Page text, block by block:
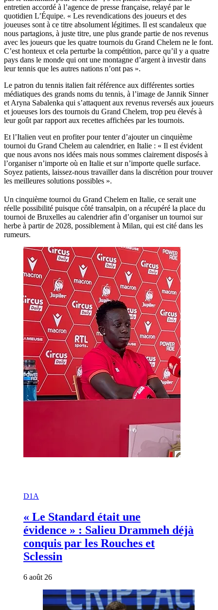
entretien accordé à l’agence de presse française, relayé par le
quotidien L’Équipe. « Les revendications des joueurs et des
joueuses sont à ce titre absolument légitimes. Il est scandaleux que
nous partagions, à juste titre, une plus grande partie de nos revenus
avec les joueurs que les quatre tournois du Grand Chelem ne le font.
C’est honteux et cela perturbe la compétition, parce qu’il y a quatre
pays dans le monde qui ont une montagne d’argent à investir dans
leur tennis que les autres nations n’ont pas ».
Le patron du tennis italien fait référence aux différentes sorties
médiatiques des grands noms du tennis, à l’image de Jannik Sinner
et Aryna Sabalenka qui s’attaquent aux revenus reversés aux joueurs
et joueuses lors des tournois du Grand Chelem, trop peu élevés à
leur goût par rapport aux recettes affichées par les tournois.
Et l’Italien veut en profiter pour tenter d’ajouter un cinquième
tournoi du Grand Chelem au calendrier, en Italie : « Il est évident
que nous avons nos idées mais nous sommes clairement disposés à
l’organiser n’importe où en Italie et sur n’importe quelle surface.
Soyez patients, laissez-nous travailler dans la discrétion pour trouver
les meilleures solutions possibles ».
Un cinquième tournoi du Grand Chelem en Italie, ce serait une
réelle possibilité puisque côté transalpin, on a récupéré la place du
tournoi de Bruxelles au calendrier afin d’organiser un tournoi sur
herbe à partir de 2028, possiblement à Milan, qui est cité dans les
rumeurs.
D1A
« Le Standard était une
évidence » : Salieu Drammeh déjà
conquis par les Rouches et
Sclessin
6 août 26